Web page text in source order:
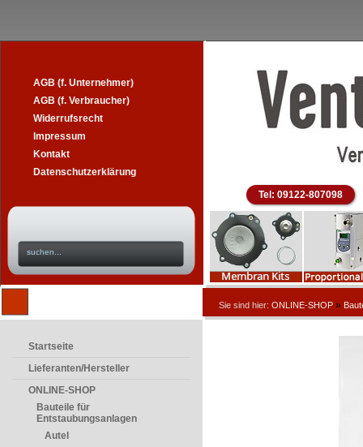
AGB (f. Unternehmer)
AGB (f. Verbraucher)
Widerrufsrecht
Impressum
Kontakt
Datenschutzerklärung
Tel: 09122-807098
Sie sind hier: ONLINE-SHOP »
Startseite
Lieferanten/Hersteller
ONLINE-SHOP
Bauteile für
Entstaubungsanlagen
Autel